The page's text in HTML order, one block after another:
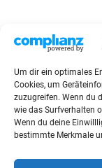
Um dir ein optimales
Cookies, um
zuzugreifen. Wenn du
wie das Surfverhalten
Wenn du deine
bestimmte Merkmale
Zur Eventübersicht